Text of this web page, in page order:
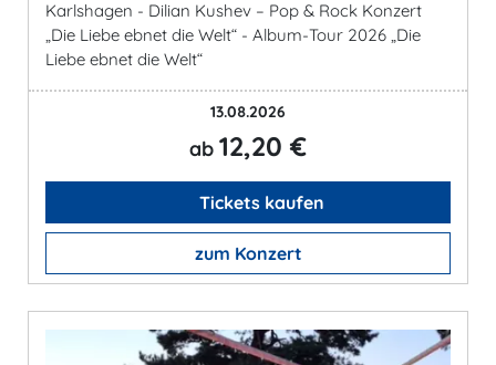
Karlshagen - Dilian Kushev – Pop & Rock Konzert
„Die Liebe ebnet die Welt“ - Album-Tour 2026 „Die
Liebe ebnet die Welt“
13.08.2026
ab 12,20 €
Tickets kaufen
zum Konzert